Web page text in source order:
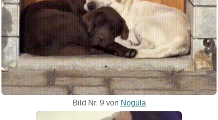
Bild Nr. 9 von Nogula